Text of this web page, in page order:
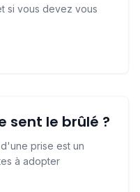
si vous devez vous
sent le brûlé ?
prise est un
à adopter